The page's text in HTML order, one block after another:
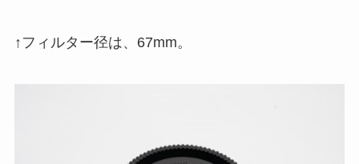
↑フィルター径は、67mm。